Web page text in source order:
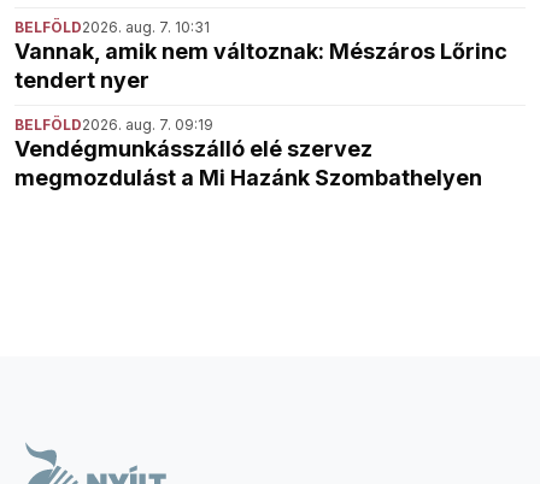
BELFÖLD2026. aug. 7. 10:31
Vannak, amik nem változnak: Mészáros Lőrinc
tendert nyer
BELFÖLD2026. aug. 7. 09:19
Vendégmunkásszálló elé szervez
megmozdulást a Mi Hazánk Szombathelyen